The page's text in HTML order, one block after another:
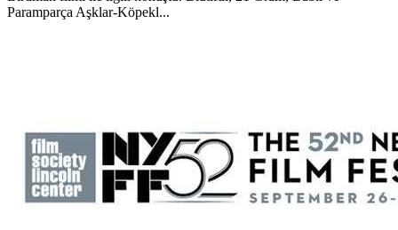
Paramparça Aşklar-Köpekl...